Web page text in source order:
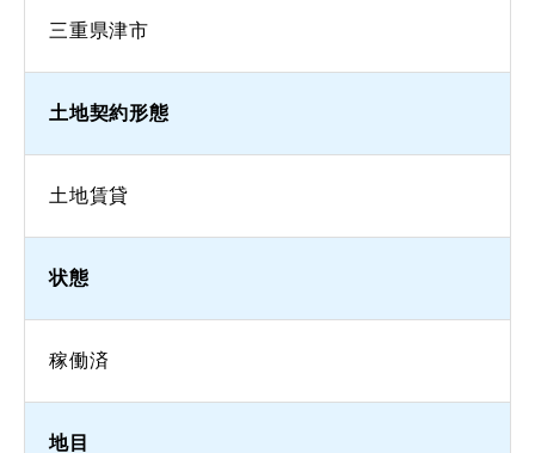
三重県津市
土地契約形態
土地賃貸
状態
稼働済
地目